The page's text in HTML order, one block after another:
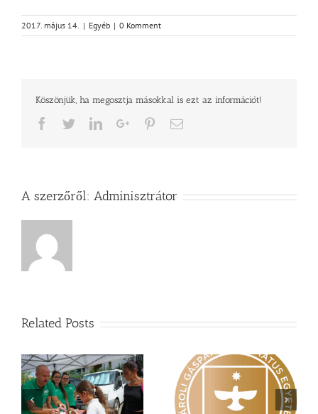
2017. május 14. | Egyéb | 0 Komment
Köszönjük, ha megosztja másokkal is ezt az információt!
Facebook
TwitterLinkedInGoogle+PinterestEmail
A szerzőről: Adminisztrátor
Related Posts
Nagy érdeklődés övezi Vasárnapi üzenet –